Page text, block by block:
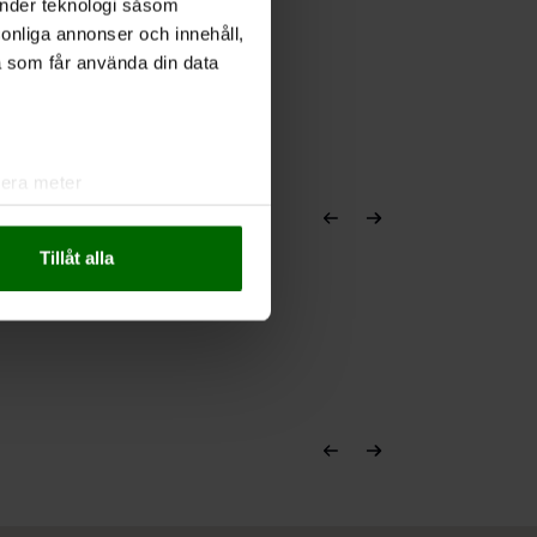
teknologi såsom
annonser och innehåll,
får använda din data
meter
kombinera informationen
Tillåt alla